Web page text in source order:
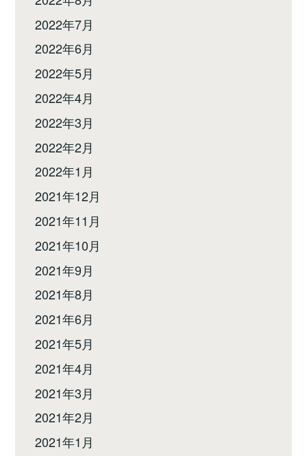
2022年7月
2022年6月
2022年5月
2022年4月
2022年3月
2022年2月
2022年1月
2021年12月
2021年11月
2021年10月
2021年9月
2021年8月
2021年6月
2021年5月
2021年4月
2021年3月
2021年2月
2021年1月